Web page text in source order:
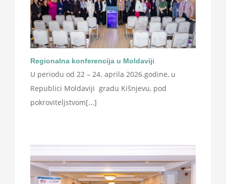
Regionalna konferencija u Moldaviji
U periodu od 22 – 24. aprila 2026.godine, u
Republici Moldaviji gradu Kišnjevu, pod
pokroviteljstvom[...]